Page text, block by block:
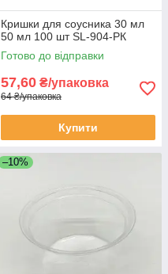
Кришки для соусника 30 мл
50 мл 100 шт SL-904-РК
Готово до відправки
57,60 ₴/упаковка
64 ₴/упаковка
Купити
–10%